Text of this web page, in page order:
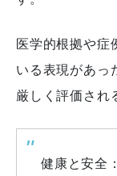
医学的根拠や症
いる表現があっ
厳しく評価され
健康と安全